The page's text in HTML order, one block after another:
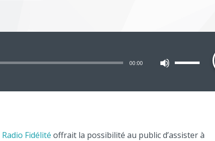
00:00 les
pour
Radio Fidélité offrait la possibilité au public d’assister à